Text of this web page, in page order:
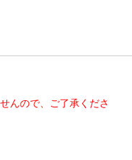
んので、ご了承くださ